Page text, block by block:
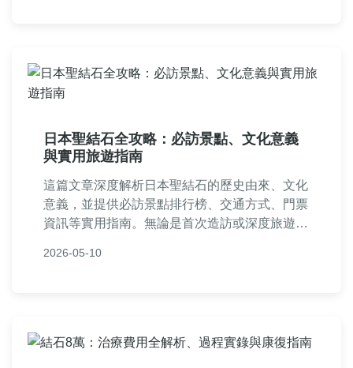
日本聖結石全攻略：必訪景點、文化意義
與實用旅遊指南
這篇文章深度解析日本聖結石的歷史由來、文化
意義，並提供必訪景點排行榜、交通方式、門票
資訊等實用指南。無論是首次造訪或深度旅遊，
石之旅。文中還包含常見問題解答，解決所有疑
2026-05-10